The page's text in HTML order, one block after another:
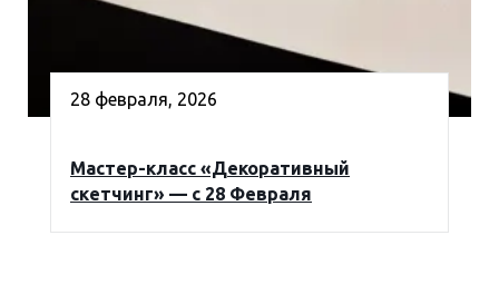
28 февраля, 2026
Мастер-класс «Декоративный
скетчинг» — с 28 Февраля